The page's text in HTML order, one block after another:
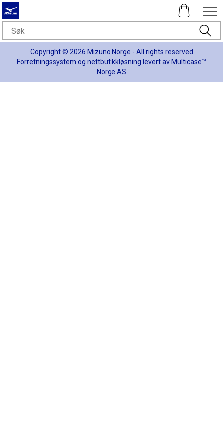
Copyright © 2026 Mizuno Norge - All rights reserved
Forretningssystem og nettbutikkløsning levert av Multicase™
Norge AS